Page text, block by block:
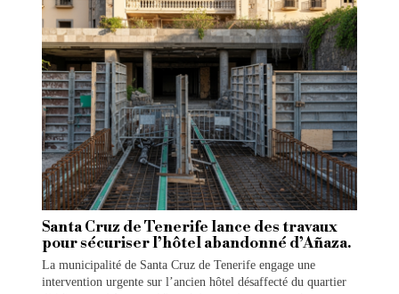
Santa Cruz de Tenerife lance des travaux
pour sécuriser l’hôtel abandonné d’Añaza.
La municipalité de Santa Cruz de Tenerife engage une
intervention urgente sur l’ancien hôtel désaffecté du quartier